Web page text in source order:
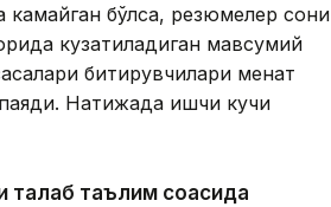
бўлса, резюмелер сони
кузатиладиган мавсумий
битирувчилари меҳнат
Натижада ишчи кучи
таълим соҳасида